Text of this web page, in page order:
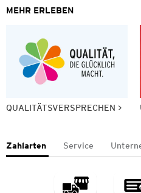
MEHR ERLEBEN
QUALITÄTSVERSPRECHEN
Zahlarten Service